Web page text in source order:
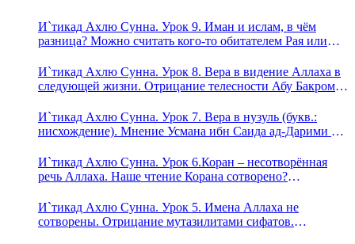
И`тикад Ахлю Сунна. Урок 9. Иман и ислам, в чём
разница? Можно считать кого-то обитателем Рая или
И`тикад Ахлю Сунна. Урок 8. Вера в видение Аллаха в
следующей жизни. Отрицание телесности Абу Бакром
ибн Саида ад-Дарими. Иман – это слова, дела и
познание
И`тикад Ахлю Сунна. Урок 7. Вера в нузуль (букв.:
нисхождение). Мнение Усмана ибн Саида ад-Дарими о
физическим движением?
И`тикад Ахлю Сунна. Урок 6.Коран – несотворённая
речь Аллаха. Наше чтение Корана сотворено?
И`тикад Ахлю Сунна. Урок 5. Имена Аллаха не
сотворены. Отрицание мутазилитами сифатов.